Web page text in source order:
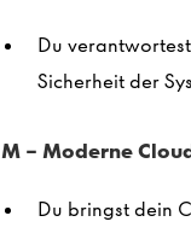
Du
Sicherheit der
M – Moderne
Du bringst dein